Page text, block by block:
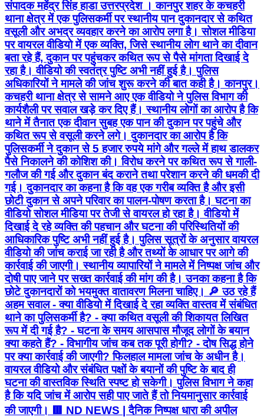
संपादक महेंद्र सिंह हाडा उत्तरप्रदेश । कानपुर शहर के कचहरी
थाना क्षेत्र में एक पुलिसकर्मी पर स्थानीय पान दुकानदार से कथित
वसूली और अभद्र व्यवहार करने का आरोप लगा है। सोशल मीडिया
पर वायरल वीडियो में एक व्यक्ति, जिसे स्थानीय लोग थाने का दीवान
बता रहे हैं, दुकान पर पहुंचकर कथित रूप से पैसे मांगता दिखाई दे
रहा है। वीडियो की स्वतंत्र पुष्टि अभी नहीं हुई है। पुलिस
अधिकारियों ने मामले की जांच शुरू करने की बात कही है। कानपुर।
कचहरी थाना क्षेत्र से सामने आए एक वीडियो ने पुलिस विभाग की
कार्यशैली पर सवाल खड़े कर दिए हैं। स्थानीय लोगों का आरोप है कि
थाने में तैनात एक दीवान सुबह एक पान की दुकान पर पहुंचे और
कथित रूप से वसूली करने लगे। दुकानदार का आरोप है कि
पुलिसकर्मी ने दुकान से 5 हजार रुपये मांगे और गल्ले में हाथ डालकर
पैसे निकालने की कोशिश की। विरोध करने पर कथित रूप से गाली-
गलौज की गई और दुकान बंद कराने तथा परेशान करने की धमकी दी
गई। दुकानदार का कहना है कि वह एक गरीब व्यक्ति है और इसी
छोटी दुकान से अपने परिवार का पालन-पोषण करता है। घटना का
वीडियो सोशल मीडिया पर तेजी से वायरल हो रहा है। वीडियो में
दिखाई दे रहे व्यक्ति की पहचान और घटना की परिस्थितियों की
आधिकारिक पुष्टि अभी नहीं हुई है। पुलिस सूत्रों के अनुसार वायरल
वीडियो की जांच कराई जा रही है और तथ्यों के आधार पर आगे की
कार्रवाई की जाएगी। स्थानीय व्यापारियों ने मामले में निष्पक्ष जांच और
दोषी पाए जाने पर सख्त कार्रवाई की मांग की है। उनका कहना है कि
छोटे दुकानदारों को भयमुक्त वातावरण मिलना चाहिए। 🔎 उठ रहे हैं
अहम सवाल - क्या वीडियो में दिखाई दे रहा व्यक्ति वास्तव में संबंधित
थाने का पुलिसकर्मी है? - क्या कथित वसूली की शिकायत लिखित
रूप में दी गई है? - घटना के समय आसपास मौजूद लोगों के बयान
क्या कहते हैं? - विभागीय जांच कब तक पूरी होगी? - दोष सिद्ध होने
पर क्या कार्रवाई की जाएगी? फिलहाल मामला जांच के अधीन है।
वायरल वीडियो और संबंधित पक्षों के बयानों की पुष्टि के बाद ही
घटना की वास्तविक स्थिति स्पष्ट हो सकेगी। पुलिस विभाग ने कहा
है कि यदि जांच में आरोप सही पाए जाते हैं तो नियमानुसार कार्रवाई
की जाएगी। 🟥 ND NEWS | दैनिक निष्पक्ष धारा की अपील